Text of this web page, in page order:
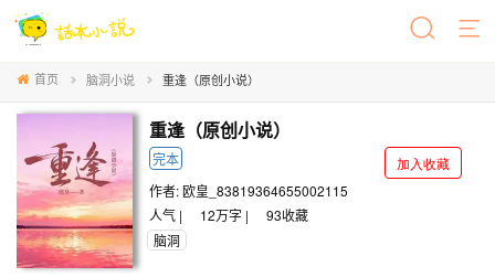
首页 脑洞小说 重逢（原创小说）
重逢（原创小说）
完本
加入收藏
作者:欧皇_83819364655002115
人气 |
12万字 | 93收藏
脑洞